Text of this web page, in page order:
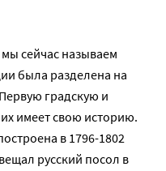
сейчас называем
была разделена на
градскую и
имеет свою историю.
в 1796-1802
русский посол в